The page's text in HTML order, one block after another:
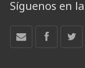
Síguenos en